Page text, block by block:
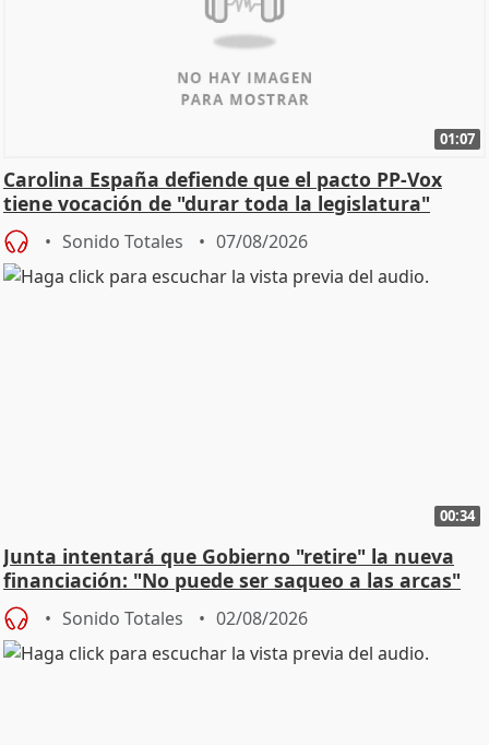
01:07
Carolina España defiende que el pacto PP-Vox
tiene vocación de "durar toda la legislatura"
Sonido Totales 07/08/2026
00:34
Junta intentará que Gobierno "retire" la nueva
financiación: "No puede ser saqueo a las arcas"
Sonido Totales 02/08/2026